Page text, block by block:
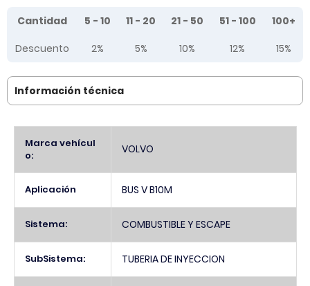
Tier prices table
Cantidad 5 - 10 11 - 20 21 - 50 51 - 100
100+
Descuento
2% 5% 10% 12% 15%
Información técnica
Información
Marca vehícul
o:
VOLVO
Aplicación BUS V B10M
Sistema: COMBUSTIBLE Y ESCAPE
SubSistema: TUBERIA DE INYECCION